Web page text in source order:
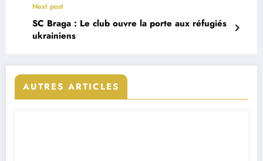
Next post
SC Braga : Le club ouvre la porte aux réfugiés
ukrainiens
AUTRES ARTICLES